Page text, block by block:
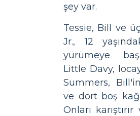
şey var.
Tessie, Bill ve
Jr., 12
yürümeye
Little Davy,
Summers,
ve dört boş
Onları